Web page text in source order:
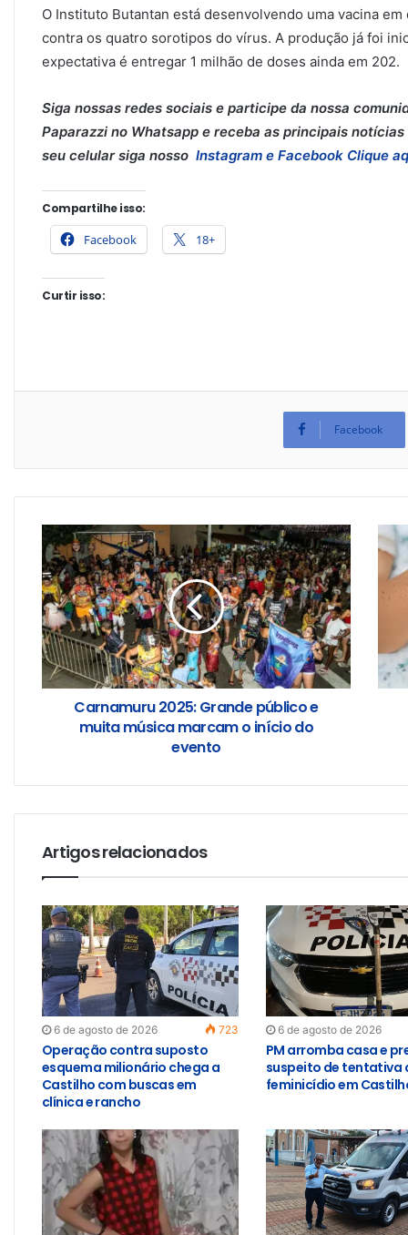
O Instituto Butantan está desenvolvendo uma vacina
contra os quatro sorotipos do vírus. A produção já foi
expectativa é entregar 1 milhão de doses ainda em 202.
Siga nossas redes sociais e participe da nossa
Paparazzi no Whatsapp e receba as principais
seu celular siga nosso Instagram e Facebook Clique
Compartilhe isso:
Facebook 18+
Curtir isso:
Facebook
Carnamuru 2025: Grande público e
muita música marcam o início do
evento
Artigos relacionados
6 de agosto de 2026 723
Operação contra suposto
esquema milionário chega a
Castilho com buscas em
clínica e rancho
6 de agosto de 2026
PM arromba casa e
suspeito de tentativa
feminicídio em